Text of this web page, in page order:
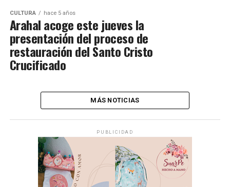
CULTURA hace 5 años
Arahal acoge este jueves la
presentación del proceso de
restauración del Santo Cristo
Crucificado
MÁS NOTICIAS
PUBLICIDAD